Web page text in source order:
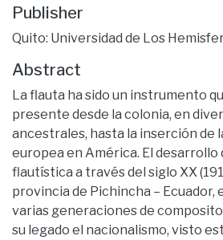
Publisher
Quito: Universidad de Los
Abstract
La flauta ha sido un instrumento
presente desde la colonia, en
ancestrales, hasta la inserción de
europea en América. El desarrollo
flautística a través del siglo XX
provincia de Pichincha – Ecuador,
varias generaciones de
su legado el nacionalismo, visto